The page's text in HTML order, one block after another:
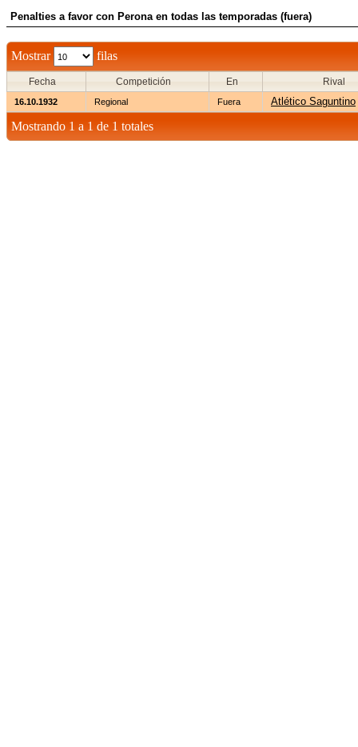
Penalties a favor con Perona en todas las temporadas (fuera)
Mostrar filas
Fecha Competición En Rival
16.10.1932 Regional Fuera Atlético Saguntino
Mostrando 1 a 1 de 1 totales